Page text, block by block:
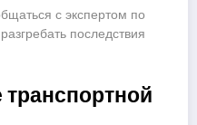
с экспертом по
последствия